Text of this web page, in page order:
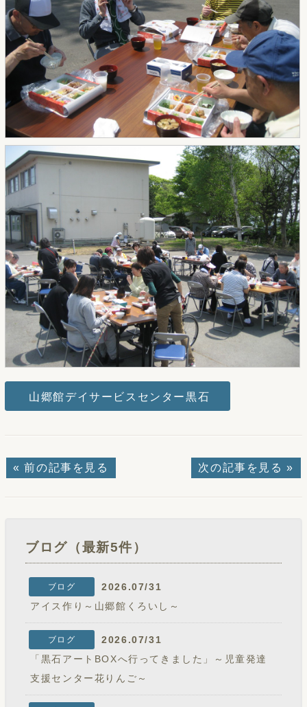
山郷館デイサービスセンター黒石
« 前の記事を見る 次の記事を見る »
ブログ（最新5件）
ブログ
2026.07/31
アイス作り～山郷館くろいし～
ブログ
2026.07/31
「黒石アートBOXへ行ってきました」～児童発達
支援センター花りんご～